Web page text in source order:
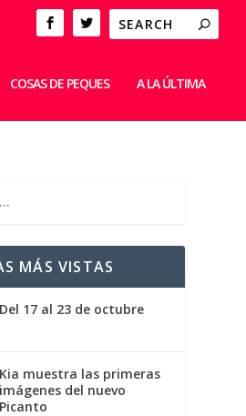
COSAS DE PEQUES A LA ÚLTIMA
MÁS VISTAS
Del 17 al 23 de octubre
Kia muestra las primeras
imágenes del nuevo
Picanto